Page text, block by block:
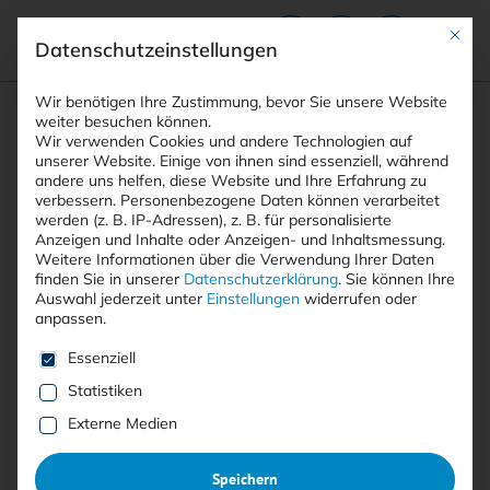
Suchfeld
Suchen
Breadcrumb-Navigation
STARTSEITE
PRINTAUSGABEN
TITELTHEMA: DIGITALE SOUVERÄNITÄT MEHR …
CYBER-RESILIENZ DURCH …
Inhaltsverzeichnis
Mit <kes>+ lesen
Mit
Datenschutzeinstellungen
Wir benötigen Ihre Zustimmung, bevor Sie unsere Website
weiter besuchen können.
Wir verwenden Cookies und andere Technologien auf
unserer Website. Einige von ihnen sind essenziell, während
andere uns helfen, diese Website und Ihre Erfahrung zu
verbessern. Personenbezogene Daten können verarbeitet
werden (z. B. IP-Adressen), z. B. für personalisierte
Anzeigen und Inhalte oder Anzeigen- und Inhaltsmessung.
Weitere Informationen über die Verwendung Ihrer Daten
finden Sie in unserer Datenschutzerklärung. Sie können Ihre
Auswahl jederzeit unter Einstellungen widerrufen oder
anpassen.
Es folgt eine Liste der Service-Gruppen, für die eine
Essenziell
Statistiken
Externe Medien
Speichern